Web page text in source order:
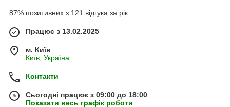
87% позитивних з 121 відгука за рік
Працює з 13.02.2025
м. Київ
Київ, Україна
Контакти
Сьогодні працює з 09:00 до 18:00
Показати весь графік роботи